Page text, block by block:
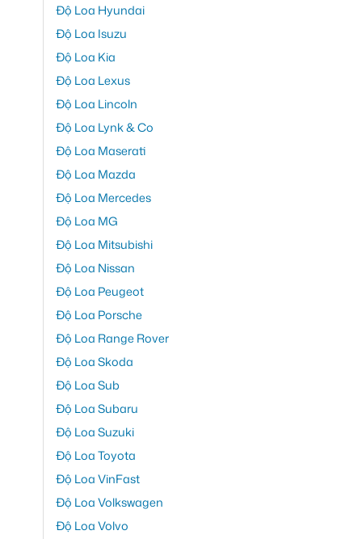
Độ Loa Hyundai
Độ Loa Isuzu
Độ Loa Kia
Độ Loa Lexus
Độ Loa Lincoln
Độ Loa Lynk & Co
Độ Loa Maserati
Độ Loa Mazda
Độ Loa Mercedes
Độ Loa MG
Độ Loa Mitsubishi
Độ Loa Nissan
Độ Loa Peugeot
Độ Loa Porsche
Độ Loa Range Rover
Độ Loa Skoda
Độ Loa Sub
Độ Loa Subaru
Độ Loa Suzuki
Độ Loa Toyota
Độ Loa VinFast
Độ Loa Volkswagen
Độ Loa Volvo